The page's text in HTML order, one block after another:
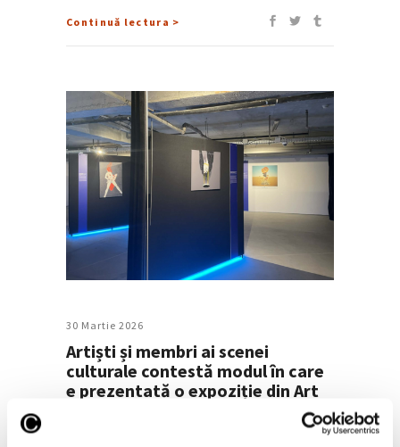
Continuă lectura >
30 Martie 2026
Artiști și membri ai scenei
culturale contestă modul în care
e prezentată o expoziție din Art